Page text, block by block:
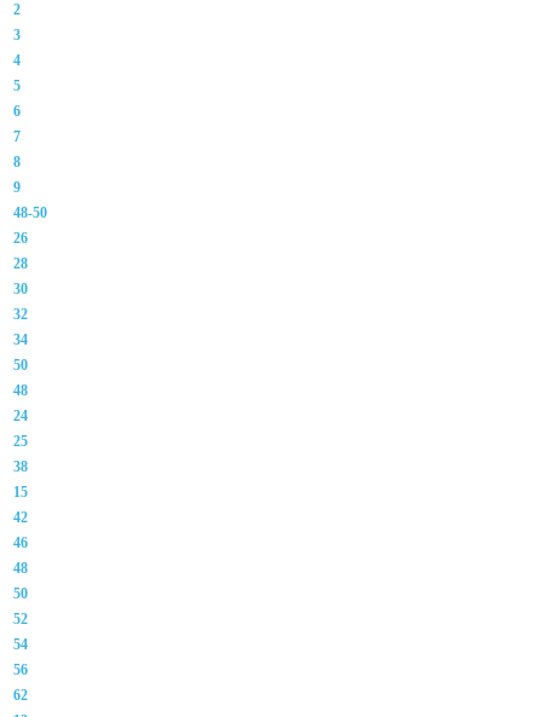
2
3
4
5
6
7
8
9
48-50
26
28
30
32
34
50
48
24
25
38
15
42
46
48
50
52
54
56
62